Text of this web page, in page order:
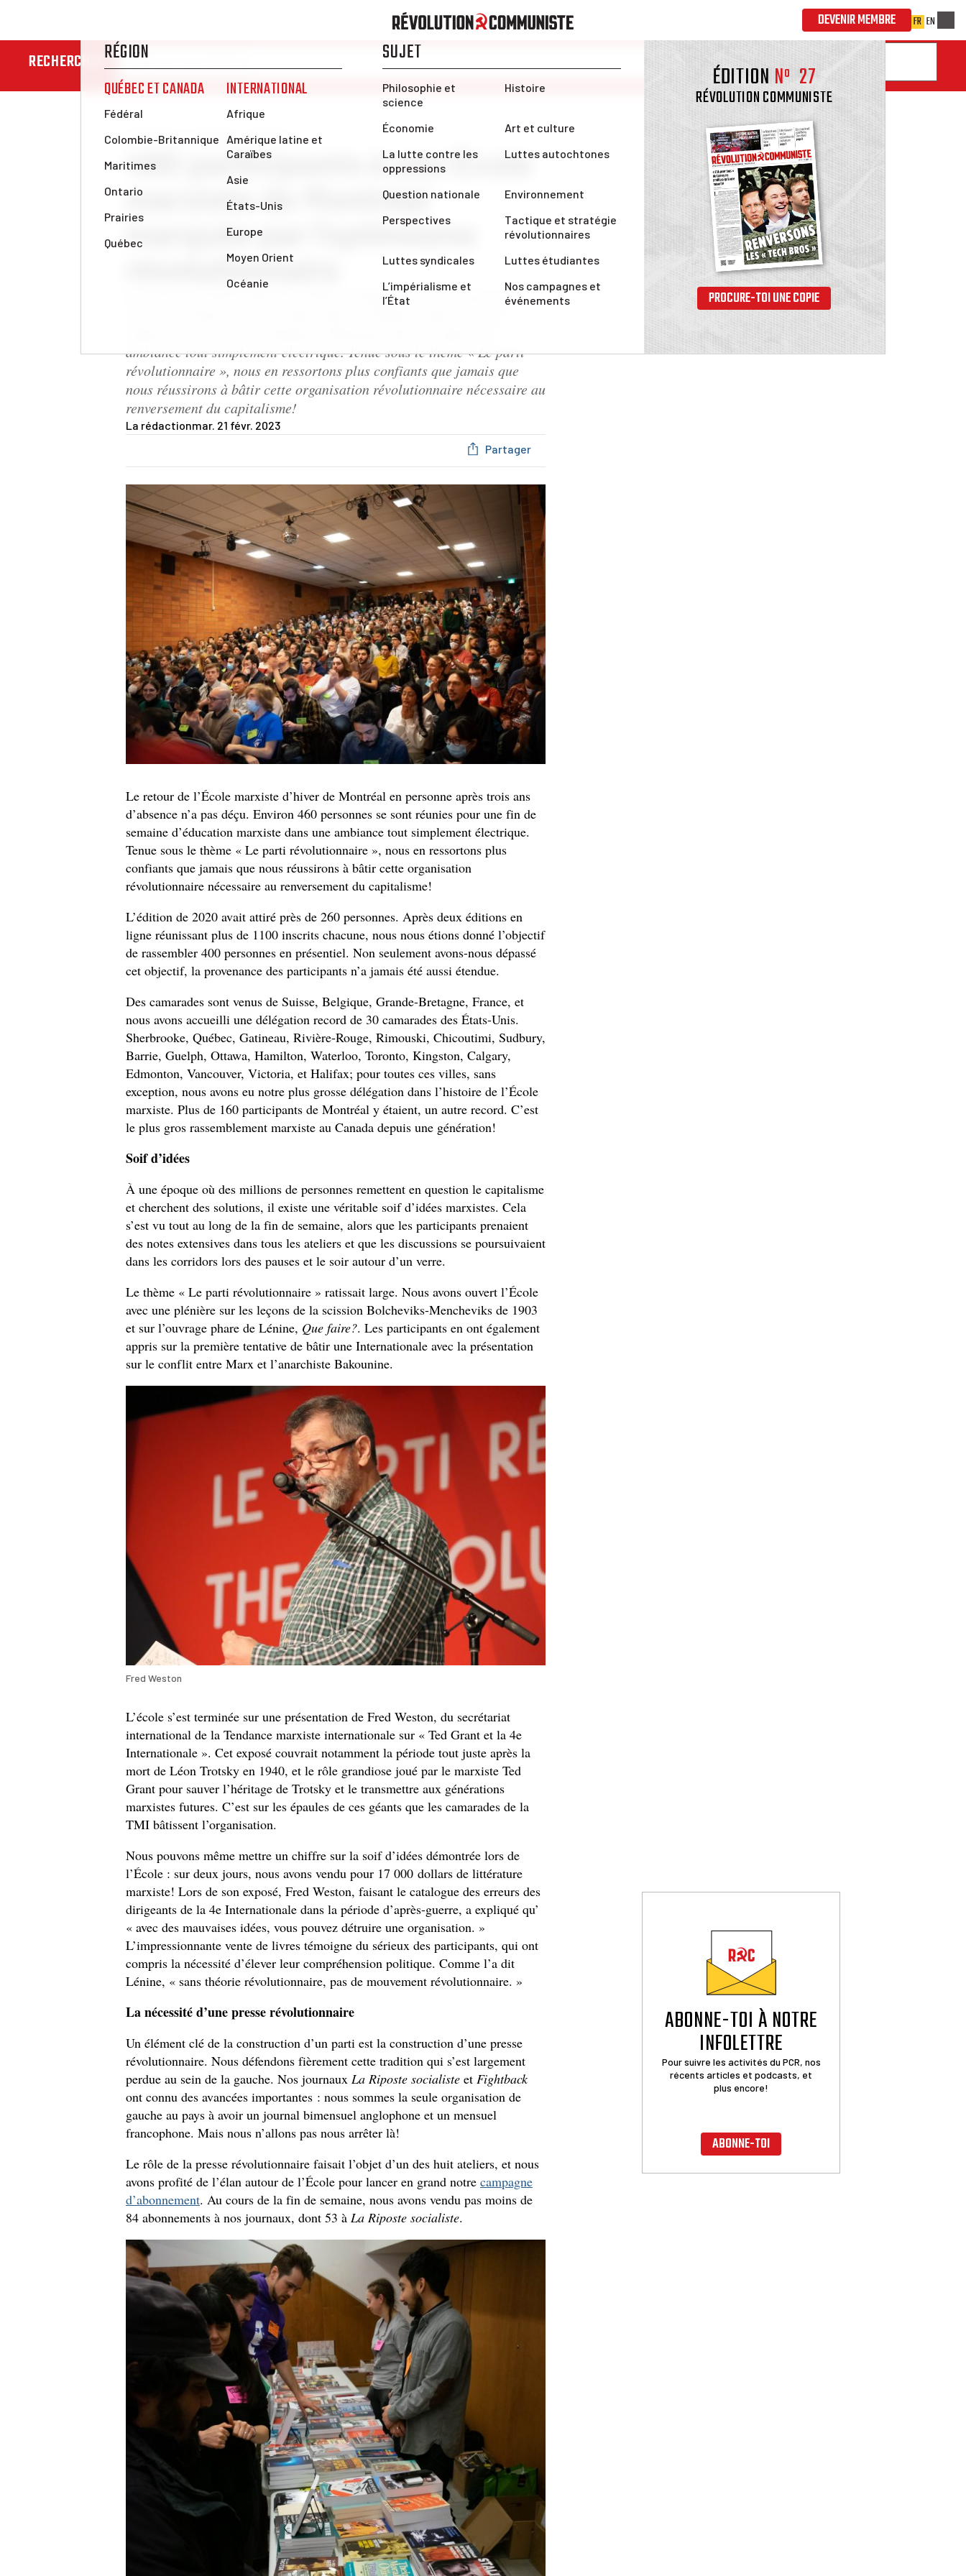
RECHERCHER ÉDITION Nº 27
RÉVOLUTION COMMUNISTE
PROCURE-TOI UNE COPIE
Nouvelles et analyses Analyses
460 participants à une École
marxiste de Montréal
marquée par l’optimisme
révolutionnaire
Le retour de l’École marxiste d’hiver de Montréal en personne après
ambiance tout simplement électrique. Tenue sous le thème « Le parti
révolutionnaire », nous en ressortons plus confiants que jamais que
nous réussirons à bâtir cette organisation révolutionnaire nécessaire au
renversement du capitalisme!
La rédactionmar. 21 févr. 2023
Partager
Le retour de l’École marxiste d’hiver de Montréal en personne après trois ans
d’absence n’a pas déçu. Environ 460 personnes se sont réunies pour une fin de
semaine d’éducation marxiste dans une ambiance tout simplement électrique.
Tenue sous le thème « Le parti révolutionnaire », nous en ressortons plus
confiants que jamais que nous réussirons à bâtir cette organisation
révolutionnaire nécessaire au renversement du capitalisme!
L’édition de 2020 avait attiré près de 260 personnes. Après deux éditions en
ligne réunissant plus de 1100 inscrits chacune, nous nous étions donné l’objectif
de rassembler 400 personnes en présentiel. Non seulement avons-nous dépassé
cet objectif, la provenance des participants n’a jamais été aussi étendue.
Des camarades sont venus de Suisse, Belgique, Grande-Bretagne, France, et
nous avons accueilli une délégation record de 30 camarades des États-Unis.
Sherbrooke, Québec, Gatineau, Rivière-Rouge, Rimouski, Chicoutimi, Sudbury,
Barrie, Guelph, Ottawa, Hamilton, Waterloo, Toronto, Kingston, Calgary,
Edmonton, Vancouver, Victoria, et Halifax; pour toutes ces villes, sans
exception, nous avons eu notre plus grosse délégation dans l’histoire de l’École
marxiste. Plus de 160 participants de Montréal y étaient, un autre record. C’est
le plus gros rassemblement marxiste au Canada depuis une génération!
Soif d’idées
À une époque où des millions de personnes remettent en question le capitalisme
et cherchent des solutions, il existe une véritable soif d’idées marxistes. Cela
s’est vu tout au long de la fin de semaine, alors que les participants prenaient
des notes extensives dans tous les ateliers et que les discussions se poursuivaient
dans les corridors lors des pauses et le soir autour d’un verre.
Le thème « Le parti révolutionnaire » ratissait large. Nous avons ouvert l’École
avec une plénière sur les leçons de la scission Bolcheviks-Mencheviks de 1903
et sur l’ouvrage phare de Lénine, Que faire?. Les participants en ont également
appris sur la première tentative de bâtir une Internationale avec la présentation
sur le conflit entre Marx et l’anarchiste Bakounine.
Fred Weston
L’école s’est terminée sur une présentation de Fred Weston, du secrétariat
international de la Tendance marxiste internationale sur « Ted Grant et la 4e
Internationale ». Cet exposé couvrait notamment la période tout juste après la
mort de Léon Trotsky en 1940, et le rôle grandiose joué par le marxiste Ted
Grant pour sauver l’héritage de Trotsky et le transmettre aux générations
marxistes futures. C’est sur les épaules de ces géants que les camarades de la
TMI bâtissent l’organisation.
Nous pouvons même mettre un chiffre sur la soif d’idées démontrée lors de
l’École : sur deux jours, nous avons vendu pour 17 000 dollars de littérature
marxiste! Lors de son exposé, Fred Weston, faisant le catalogue des erreurs des
dirigeants de la 4e Internationale dans la période d’après-guerre, a expliqué qu’
« avec des mauvaises idées, vous pouvez détruire une organisation. »
L’impressionnante vente de livres témoigne du sérieux des participants, qui ont
compris la nécessité d’élever leur compréhension politique. Comme l’a dit
Lénine, « sans théorie révolutionnaire, pas de mouvement révolutionnaire. »
La nécessité d’une presse révolutionnaire
Un élément clé de la construction d’un parti est la construction d’une presse
révolutionnaire. Nous défendons fièrement cette tradition qui s’est largement
perdue au sein de la gauche. Nos journaux La Riposte socialiste et Fightback
ont connu des avancées importantes : nous sommes la seule organisation de
gauche au pays à avoir un journal bimensuel anglophone et un mensuel
francophone. Mais nous n’allons pas nous arrêter là!
Le rôle de la presse révolutionnaire faisait l’objet d’un des huit ateliers, et nous
avons profité de l’élan autour de l’École pour lancer en grand notre campagne
d’abonnement. Au cours de la fin de semaine, nous avons vendu pas moins de
84 abonnements à nos journaux, dont 53 à La Riposte socialiste.
ABONNE-TOI À NOTRE
INFOLETTRE
Pour suivre les activités du PCR, nos
récents articles et podcasts, et
plus encore!
ABONNE-TOI